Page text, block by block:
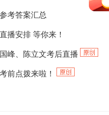
考答案汇总
播安排 等你来！
峰、陈立文考后直播
前点拨来啦！